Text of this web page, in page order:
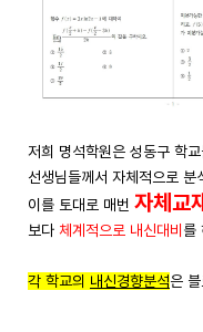
저희 명석학원은 성동구 학
선생님들께서 자체적으로 분
이를 토대로 매번 자체교
보다 체계적으로 내신대비 를
각 학교의 내신경향분석은